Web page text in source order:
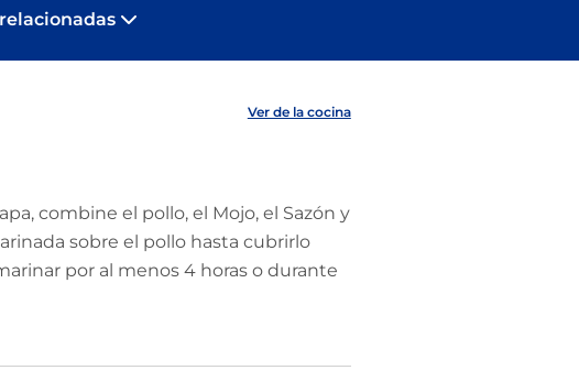
Ver de la cocina
combine el pollo, el Mojo, el Sazón y
sobre el pollo hasta cubrirlo
por al menos 4 horas o durante